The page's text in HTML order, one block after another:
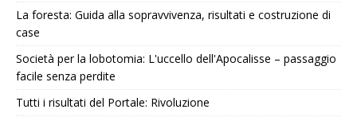
La foresta: Guida alla sopravvivenza, risultati e costruzione di
case
Società per la lobotomia: L'uccello dell'Apocalisse – passaggio
facile senza perdite
Tutti i risultati del Portale: Rivoluzione